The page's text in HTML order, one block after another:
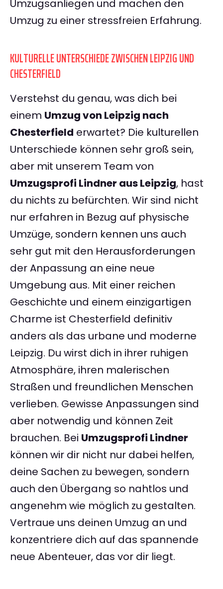
Umzugsanliegen und machen den
Umzug zu einer stressfreien Erfahrung.
KULTURELLE UNTERSCHIEDE ZWISCHEN LEIPZIG UND
CHESTERFIELD
Verstehst du genau, was dich bei
einem Umzug von Leipzig nach
Chesterfield erwartet? Die kulturellen
Unterschiede können sehr groß sein,
aber mit unserem Team von
Umzugsprofi Lindner aus Leipzig, hast
du nichts zu befürchten. Wir sind nicht
nur erfahren in Bezug auf physische
Umzüge, sondern kennen uns auch
sehr gut mit den Herausforderungen
der Anpassung an eine neue
Umgebung aus. Mit einer reichen
Geschichte und einem einzigartigen
Charme ist Chesterfield definitiv
anders als das urbane und moderne
Leipzig. Du wirst dich in ihrer ruhigen
Atmosphäre, ihren malerischen
Straßen und freundlichen Menschen
verlieben. Gewisse Anpassungen sind
aber notwendig und können Zeit
brauchen. Bei Umzugsprofi Lindner
können wir dir nicht nur dabei helfen,
deine Sachen zu bewegen, sondern
auch den Übergang so nahtlos und
angenehm wie möglich zu gestalten.
Vertraue uns deinen Umzug an und
konzentriere dich auf das spannende
neue Abenteuer, das vor dir liegt.